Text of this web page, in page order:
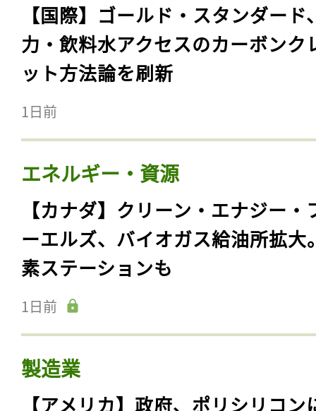
【国際】ゴールド・スタンダード
力・飲料水アクセスのカーボンク
ット方法論を刷新
1日前
エネルギー・資源
【カナダ】クリーン・エナジー・
ーエルズ、バイオガス給油所拡大
素ステーションも
1日前
製造業
【アメリカ】政府、ポリシリコン